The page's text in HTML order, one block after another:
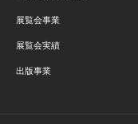
展覧会事業
展覧会実績
出版事業